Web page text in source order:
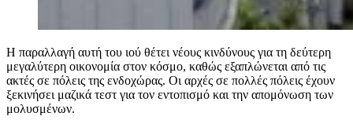
Η παραλλαγή αυτή του ιού θέτει νέους κινδύνους για τη δεύτερη
μεγαλύτερη οικονομία στον κόσμο, καθώς εξαπλώνεται από τις
ακτές σε πόλεις της ενδοχώρας. Οι αρχές σε πολλές πόλεις έχουν
ξεκινήσει μαζικά τεστ για τον εντοπισμό και την απομόνωση των
μολυσμένων.